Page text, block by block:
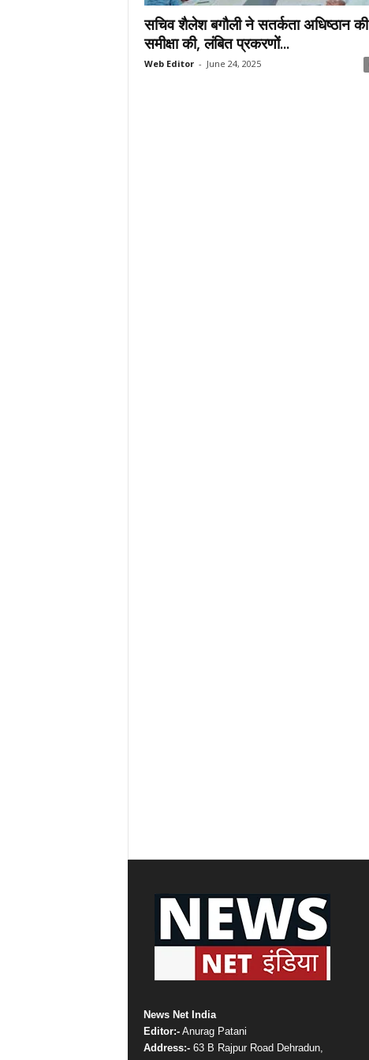
सचिव शैलेश बगौली ने सतर्कता अधिष्ठान की
समीक्षा की, लंबित प्रकरणों...
Web Editor - June 24, 2025
News Net India
Editor:-Anurag Patani
Address:-63 B Rajpur Road Dehradun,